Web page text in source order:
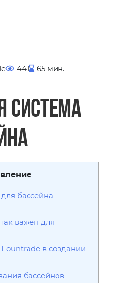
441 65 мин.
система
бассейна ―
важен для
в создании
бассейнов